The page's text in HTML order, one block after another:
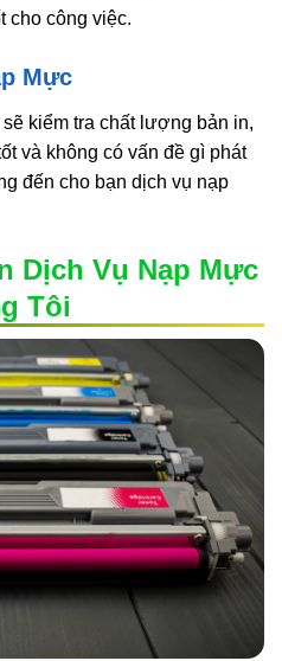
cho công việc.
Mực
kiểm tra chất lượng bản in,
và không có vấn đề gì phát
đến cho bạn dịch vụ nạp
Dịch Vụ Nạp Mực
Tôi